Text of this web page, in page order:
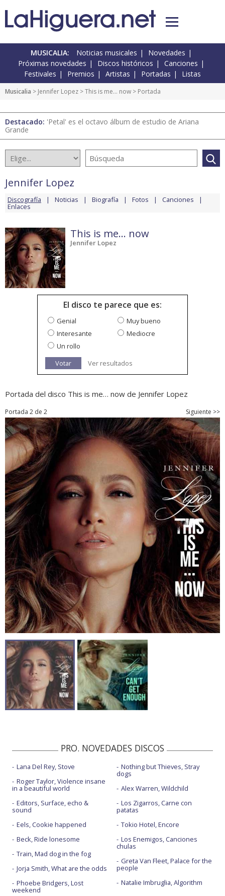
MUSICALIA: Noticias musicales
Novedades
Próximas novedades
Discos históricos
Canciones
Festivales
Premios Artistas Portadas Listas
Musicalia > Jennifer Lopez >This is me… now > Portada
Destacado: 'Petal' es el octavo álbum de estudio de Ariana
Grande
Jennifer Lopez
Discografía Noticias Biografía Fotos Canciones
Enlaces
This is me… now
Jennifer Lopez
El disco te parece que es:
Genial
Muy bueno
Interesante
Mediocre
Un rollo
Votar
Ver resultados
Portada del disco This is me… now de Jennifer Lopez
Portada 2 de 2 Siguiente >>
PRO. NOVEDADES DISCOS
Lana Del Rey, Stove
Roger Taylor, Violence insane
in a beautiful world
Editors, Surface, echo &
sound
Eels, Cookie happened
Beck, Ride lonesome
Train, Mad dog in the fog
Jorja Smith, What are the odds
Phoebe Bridgers, Lost
weekend
Nothing but Thieves, Stray
dogs
Alex Warren, Wildchild
Los Zigarros, Carne con
patatas
Tokio Hotel, Encore
Los Enemigos, Canciones
chulas
Greta Van Fleet, Palace for the
people
Natalie Imbruglia, Algorithm